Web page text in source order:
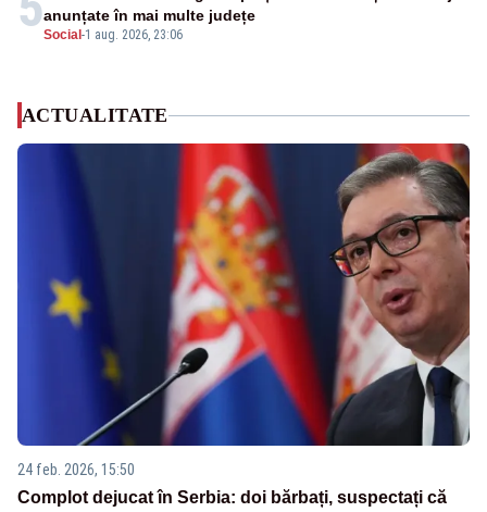
Social -1 aug. 2026, 23:06
anunțate în mai multe județe
ACTUALITATE
24 feb. 2026, 15:50
Complot dejucat în Serbia: doi bărbați, suspectați că